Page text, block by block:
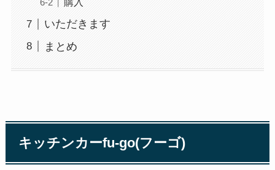
いただきます
まとめ
キッチンカーfu-go(フーゴ)